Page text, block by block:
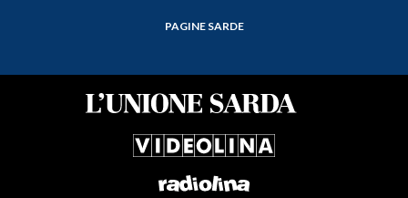
PAGINE SARDE